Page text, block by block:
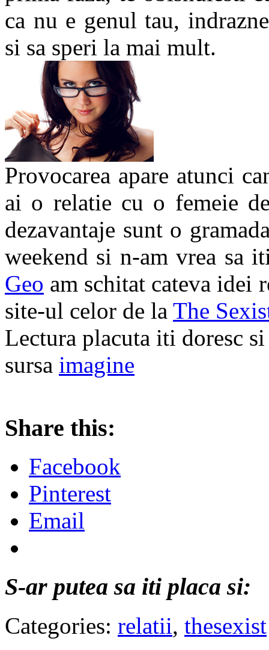
ca nu e genul tau,
si sa speri la mai mult.
Provocarea apare atunci
ai o relatie cu o femeie
dezavantaje sunt o
weekend si n-am vrea sa
Geo am schitat cateva idei
site-ul celor de la The
Lectura placuta iti doresc
sursa imagine
Share this:
Facebook
Pinterest
Email
S-ar putea sa iti placa si:
Categories: relatii, thesexist